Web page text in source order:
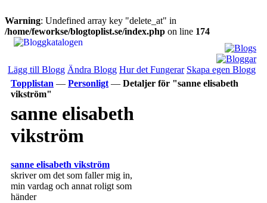
Warning: Undefined array key "delete_at" in
/home/feworkse/blogtoplist.se/index.php on line 174
Lägg till Blogg Ändra Blogg Hur det Fungerar Skapa egen Blogg
Topplistan — Personligt — Detaljer för "sanne elisabeth
vikström"
sanne elisabeth
vikström
sanne elisabeth vikström
skriver om det som faller mig in,
min vardag och annat roligt som
händer